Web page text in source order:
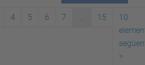
4 5 6 7 15
10
>